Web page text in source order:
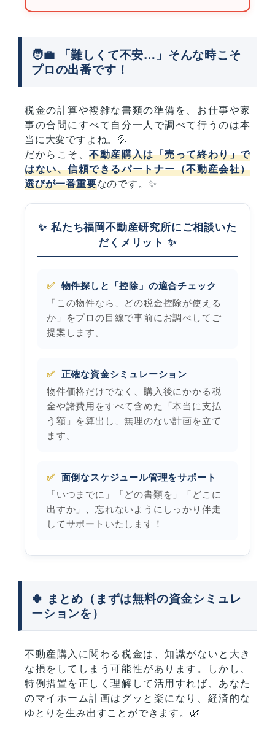
🧑‍💼 「難しくて不安…」そんな時こそ
プロの出番です！
税金の計算や複雑な書類の準備を、お仕事や家
事の合間にすべて自分一人で調べて行うのは本
当に大変ですよね。💦
だからこそ、不動産購入は「売って終わり」で
はない、信頼できるパートナー（不動産会社）
選びが一番重要なのです。✨
✨ 私たち福岡不動産研究所にご相談いた
だくメリット ✨
✅ 物件探しと「控除」の適合チェック
「この物件なら、どの税金控除が使える
か」をプロの目線で事前にお調べしてご
提案します。
✅ 正確な資金シミュレーション
物件価格だけでなく、購入後にかかる税
金や諸費用をすべて含めた「本当に支払
う額」を算出し、無理のない計画を立て
ます。
✅ 面倒なスケジュール管理をサポート
「いつまでに」「どの書類を」「どこに
出すか」、忘れないようにしっかり伴走
してサポートいたします！
🍀 まとめ（まずは無料の資金シミュレ
ーションを）
不動産購入に関わる税金は、知識がないと大き
な損をしてしまう可能性があります。しかし、
特例措置を正しく理解して活用すれば、あなた
のマイホーム計画はグッと楽になり、経済的な
ゆとりを生み出すことができます。🌿